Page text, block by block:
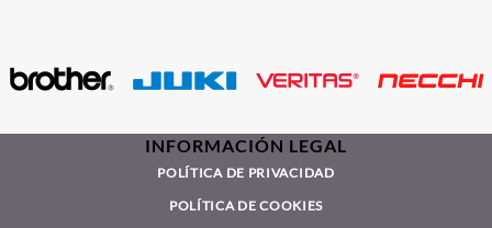
INFORMACIÓN LEGAL
POLÍTICA DE PRIVACIDAD
POLÍTICA DE COOKIES